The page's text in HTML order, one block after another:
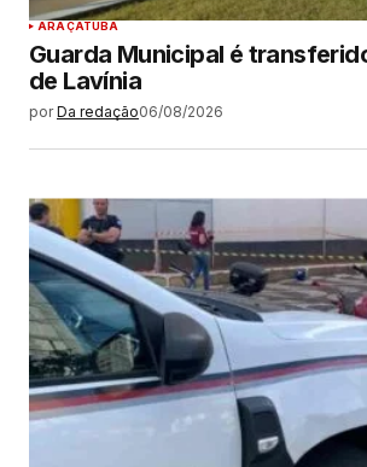
ARAÇATUBA
Guarda Municipal é
de Lavínia
por Da redação06/08/2026